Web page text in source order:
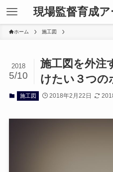
現場監督育成
ホーム 施工図
施工図を外注
けたい３つの
2018
5/10
施工図 2018年2月22日